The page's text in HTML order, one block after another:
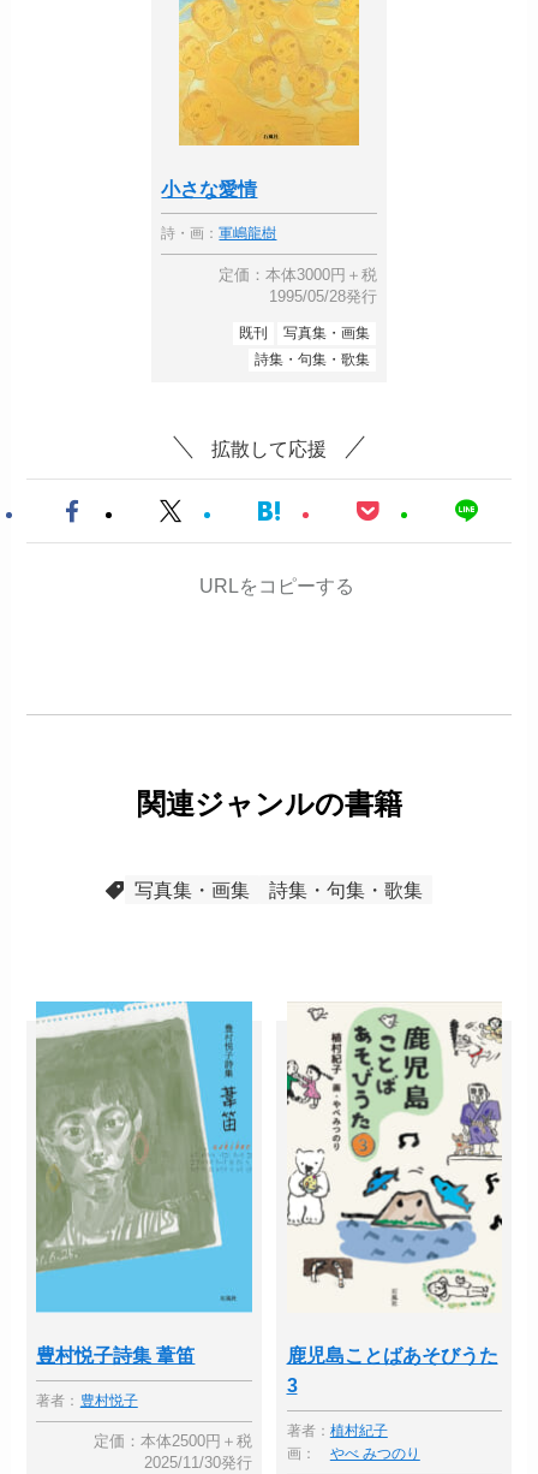
小さな愛情
詩・画：軍嶋龍樹
定価：本体3000円＋税
1995/05/28発行
既刊
写真集・画集
詩集・句集・歌集
拡散して応援
URLをコピーする
関連ジャンルの書籍
写真集・画集 詩集・句集・歌集
豊村悦子詩集 葦笛
著者： 豊村悦子
定価：本体2500円＋税
2025/11/30発行
鹿児島ことばあそびうた
3
著者： 植村紀子
画：
やべ みつのり